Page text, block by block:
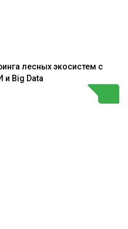
лесных экосистем с
и Big Data